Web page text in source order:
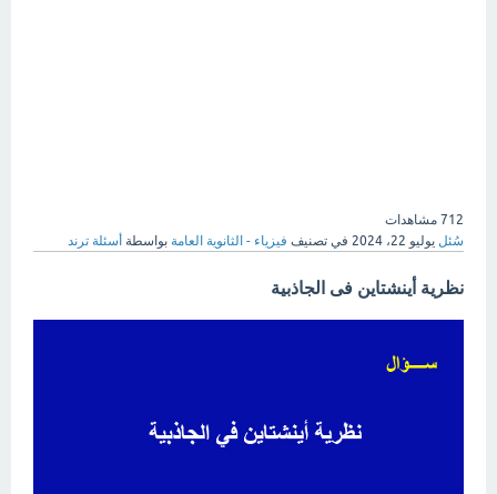
712 مشاهدات
سُئل يوليو 22، 2024 في تصنيف فيزياء - الثانوية العامة بواسطة أسئلة ترند
نظرية أينشتاين فى الجاذبية